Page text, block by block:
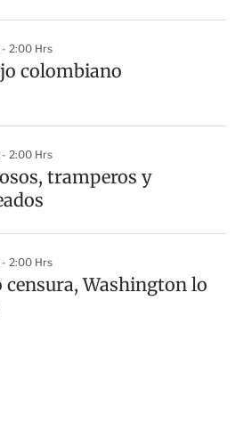
2:00 Hrs
colombiano
2:00 Hrs
tramperos y
2:00 Hrs
censura, Washington lo